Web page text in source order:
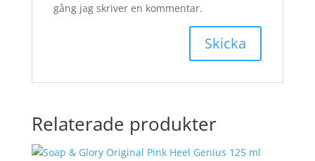
gång jag skriver en kommentar.
Relaterade produkter